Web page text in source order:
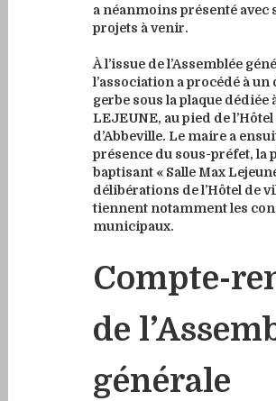
a néanmoins présenté avec
projets à venir.
À l’issue de l’Assemblée
l’association a procédé à un
gerbe sous la plaque dédiée
LEJEUNE, au pied de
d’Abbeville. Le maire a
présence du sous-préfet, la
baptisant « Salle Max
délibérations de l’Hôtel de
tiennent notamment les
municipaux.
Compte-
de
générale